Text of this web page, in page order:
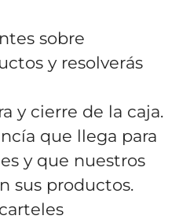
sobre
y resolverás
y cierre de la caja.
que llega para
y que nuestros
sus productos.